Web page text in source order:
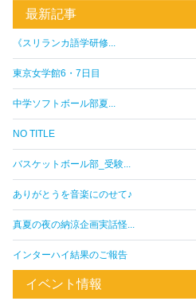
最新記事
《スリランカ語学研修...
東京女学館6・7日目
中学ソフトボール部夏...
NO TITLE
バスケットボール部_受験...
ありがとうを音楽にのせて♪
真夏の夜の納涼企画実話怪...
インターハイ結果のご報告
イベント情報